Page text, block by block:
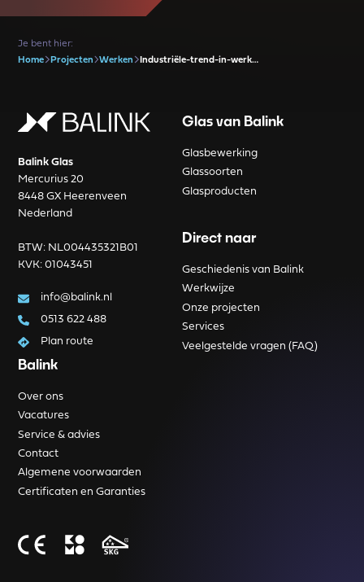
Je bent hier:
Home
Projecten Werken Industriële-trend-in-werk…
Balink Glas
Mercurius 20
8448 GX Heerenveen
Nederland
BTW: NL004435321B01
KVK: 01043451
info@balink.nl
0513 622 488
Plan route
Glas van Balink
Glasbewerking
Glassoorten
Glasproducten
Direct naar
Geschiedenis van Balink
Werkwijze
Onze projecten
Services
Veelgestelde vragen (FAQ)
Balink
Over ons
Vacatures
Service & advies
Contact
Algemene voorwaarden
Certificaten en Garanties